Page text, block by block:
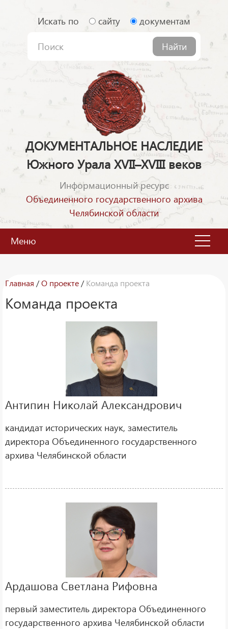
Искать по сайту документам
Найти
ДОКУМЕНТАЛЬНОЕ НАСЛЕДИЕ
Южного Урала XVII–XVIII веков
Информационный ресурс
Объединенного государственного архива
Челябинской области
Меню
Главная /О проекте /Команда проекта
Команда проекта
Антипин Николай Александрович
кандидат исторических наук, заместитель
директора Объединенного государственного
архива Челябинской области
Ардашова Светлана Рифовна
первый заместитель директора Объединенного
государственного архива Челябинской области